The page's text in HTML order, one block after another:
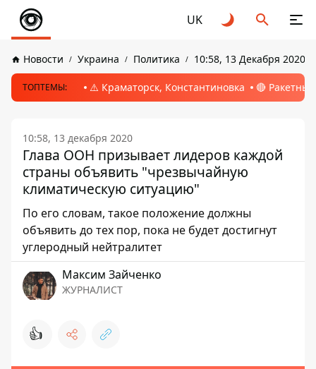
UK
Новости Украина Политика 10:58, 13 Декабря 2020
ТОПТЕМЫ: ⚠️ Краматорск, Константиновка 🔴
10:58, 13 декабря 2020
Глава ООН призывает лидеров каждой
страны объявить "чрезвычайную
климатическую ситуацию"
По его словам, такое положение должны
объявить до тех пор, пока не будет достигнут
углеродный нейтралитет
Максим Зайченко
ЖУРНАЛИСТ
👍